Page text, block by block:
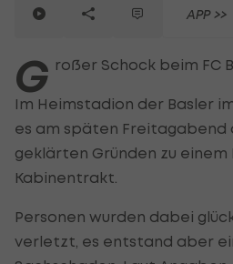
APP >>
G roßer Schock beim FC
Im Heimstadion der Basler
es am späten Freitagabend
geklärten Gründen zu einem
Kabinentrakt.
Personen wurden dabei
verletzt, es entstand aber